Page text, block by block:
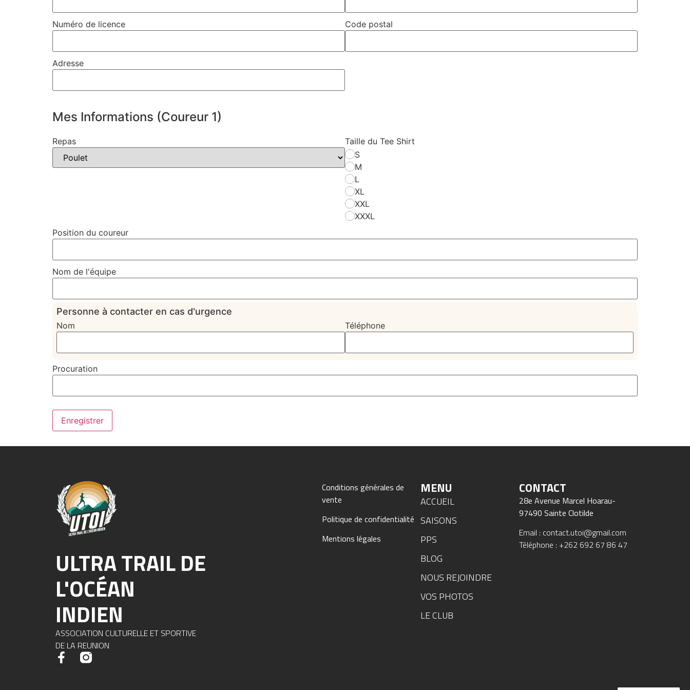
Numéro de licence
Adresse
Code postal
Mes Informations (Coureur 1)
Repas
Taille du Tee Shirt
S
M
L
XL
XXL
XXXL
Position du coureur
Nom de l'équipe
Personne à contacter en cas d'urgence
Nom Téléphone
Procuration
Enregistrer
ULTRA TRAIL DE
L'OCÉAN
INDIEN
ASSOCIATION CULTURELLE ET SPORTIVE
DE LA REUNION
Conditions générales de
vente
Politique de confidentialité
Mentions légales
MENU
ACCUEIL
SAISONS
PPS
BLOG
NOUS REJOINDRE
VOS PHOTOS
LE CLUB
CONTACT
28e Avenue Marcel Hoarau-
97490 Sainte Clotilde
Email : contact.utoi@gmail.com
Téléphone : +262 692 67 86 47